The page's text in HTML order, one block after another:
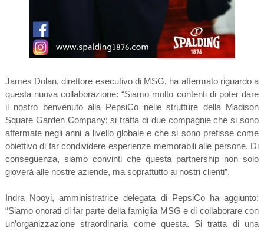
James Dolan, direttore esecutivo di MSG, ha affermato riguardo a
questa nuova collaborazione: “Siamo molto contenti di poter dare
il nostro benvenuto alla PepsiCo nelle strutture della Madison
Square Garden Company; si tratta di due compagnie che si sono
affermate negli anni a livello globale e che si sono prefisse come
obiettivo di far condividere esperienze memorabili alle persone. Di
conseguenza, siamo convinti che questa partnership non solo
gioverà alle nostre aziende, ma soprattutto ai nostri clienti”.
Indra Nooyi, amministratrice delegata di PepsiCo ha aggiunto:
“Siamo onorati di far parte della famiglia MSG e di collaborare con
un’organizzazione straordinaria come questa. Si tratta di una